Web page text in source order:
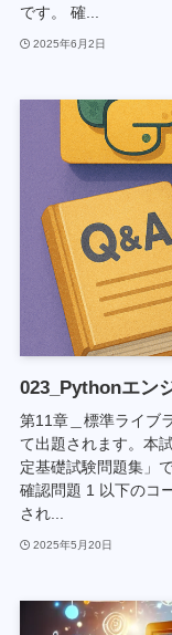
です。 確...
2025年6月2日
023_Pythonエン
第11章＿標準ライブ
て出題されます。本
定基礎試験問題集」
確認問題 1 以下のコ
され...
2025年5月20日